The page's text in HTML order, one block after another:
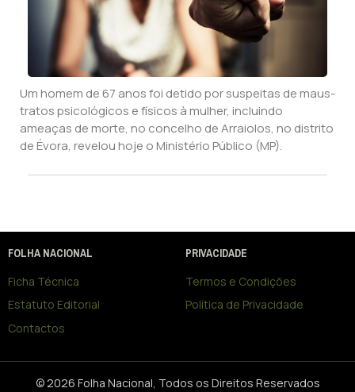
Um homem de 67 anos foi detido por suspeitas de maus-
tratos psicológicos e físicos à mulher, incluindo
ameaças de morte, no concelho de Arraiolos, no distrito
de Évora, revelou hoje o Ministério Público (MP).
FOLHA NACIONAL
Ficha Técnica
Estatuto Editorial
Contactos
PRIVACIDADE
Termos e Condições
Política de Privacidade
© 2026 Folha Nacional, Todos os Direitos Reservados